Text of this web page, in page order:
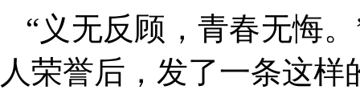
“义无反顾，青春无悔
人荣誉后，发了一条这样